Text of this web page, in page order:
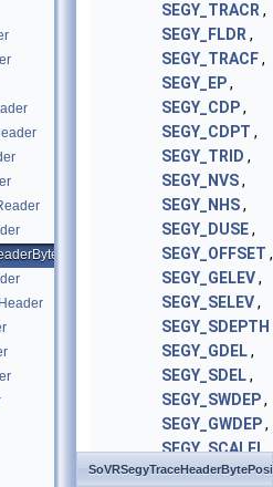
SEGY_TRACR ,
SEGY_FLDR ,
SEGY_TRACF,
SEGY_EP,
SEGY_CDP,
SEGY_CDPT ,
SEGY_TRID ,
SEGY_NVS,
SEGY_NHS,
SEGY_DUSE,
SEGY_OFFSET ,
SEGY_GELEV,
SEGY_SELEV,
SEGY_SDEPTH
SEGY_GDEL,
SEGY_SDEL,
SEGY_SWDEP,
SEGY_GWDEP,
SEGY_SCALEL,
SEGY_SCALCO